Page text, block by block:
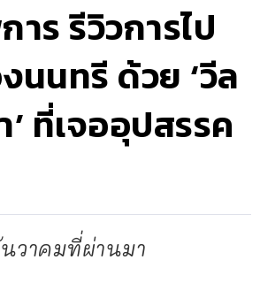
ร รีวิวการไป
นนทรี ด้วย ‘วีล
ที่เจออุปสรรค
วาคมที่ผ่านมา